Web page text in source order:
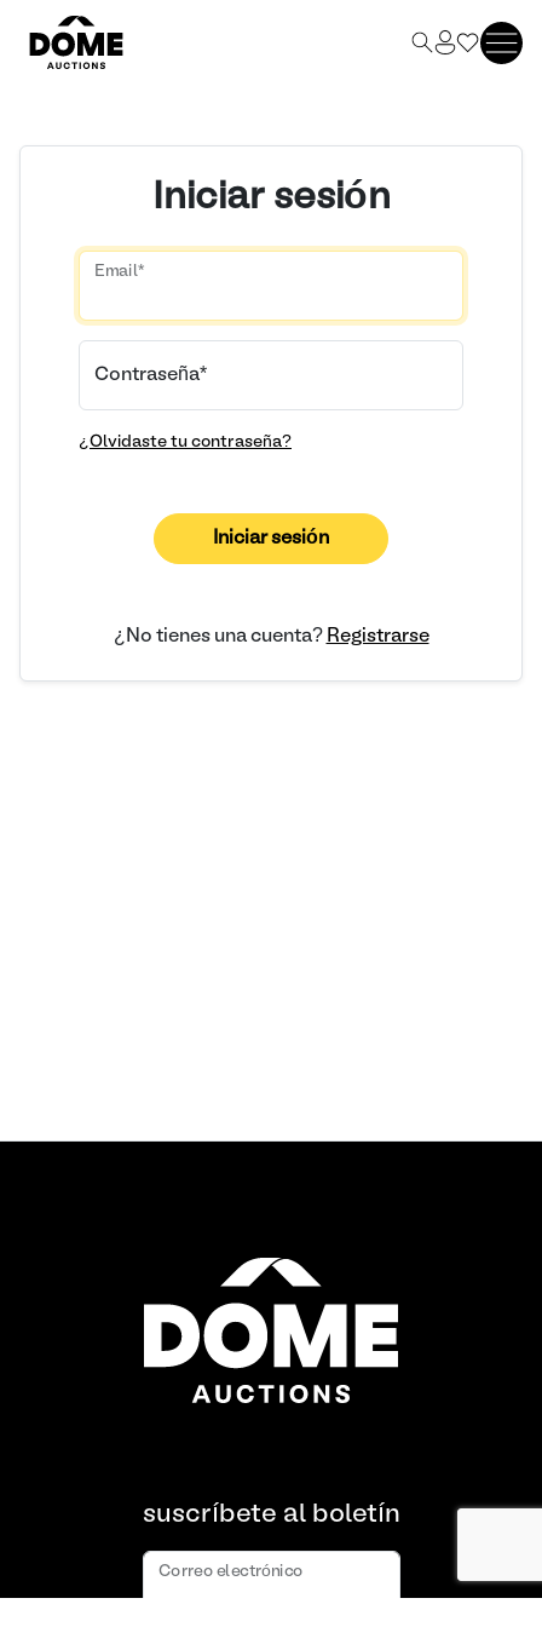
Iniciar sesión
Email*
Contraseña*
¿Olvidaste tu contraseña?
Iniciar sesión
¿No tienes una cuenta? Registrarse
suscríbete al boletín
Correo electrónico